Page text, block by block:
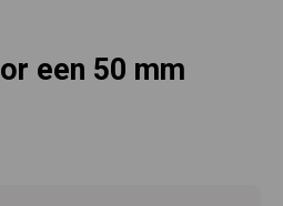
een 50 mm